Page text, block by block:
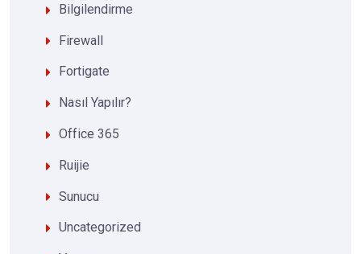
Bilgilendirme
Firewall
Fortigate
Nasıl Yapılır?
Office 365
Ruijie
Sunucu
Uncategorized